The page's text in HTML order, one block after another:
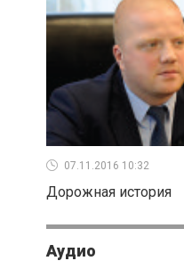
07.11.2016 10:32
Дорожная история
Аудио